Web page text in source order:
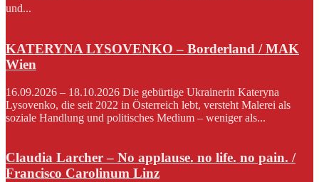
und...
KATERYNA LYSOVENKO – Borderland / MAK
Wien
16.09.2026 – 18.10.2026 Die gebürtige Ukrainerin Kateryna
Lysovenko, die seit 2022 in Österreich lebt, versteht Malerei als
soziale Handlung und politisches Medium – weniger als...
Claudia Larcher – No applause. no life. no pain. /
Francisco Carolinum Linz